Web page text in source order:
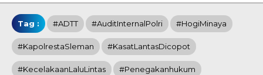
Tag : #ADTT #AuditInternalPolri #HogiMinaya
#KapolrestaSleman #KasatLantasDicopot
#KecelakaanLaluLintas #penegakanhukum